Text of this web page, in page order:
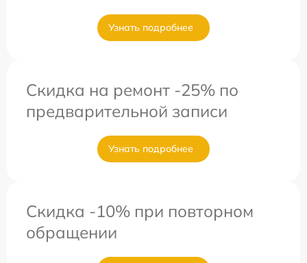
Узнать подробнее
Скидка на ремонт -25% по
предварительной записи
Узнать подробнее
Скидка -10% при повторном
обращении